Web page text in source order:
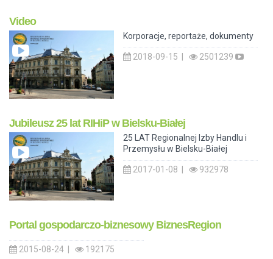
Video
Korporacje, reportaże, dokumenty
2018-09-15 | 2501239
Jubileusz 25 lat RIHiP w Bielsku-Białej
25 LAT Regionalnej Izby Handlu i
Przemysłu w Bielsku-Białej
2017-01-08 | 932978
Portal gospodarczo-biznesowy BiznesRegion
2015-08-24 | 192175